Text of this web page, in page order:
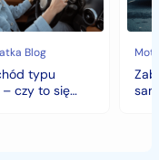
Blog
typu
czy to się